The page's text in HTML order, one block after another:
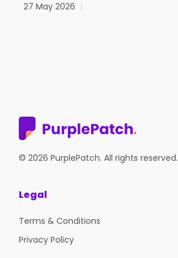
27 May 2026 |
© 2026 PurplePatch. All rights reserved.
Legal
Terms & Conditions
Privacy Policy